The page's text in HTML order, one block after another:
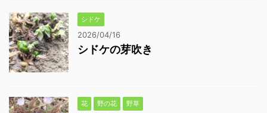
シドケ
2026/04/16
シドケの芽吹き
花 野の花 野草